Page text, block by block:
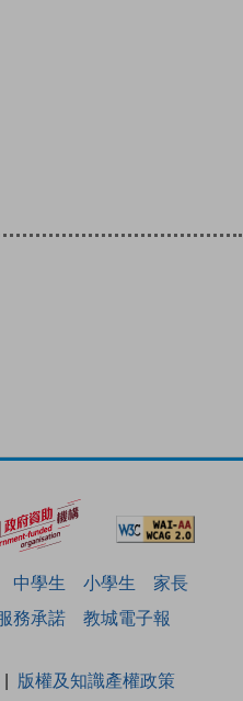
中學生 小學生
家長
務承諾 教城電子報
版權及知識產權政策